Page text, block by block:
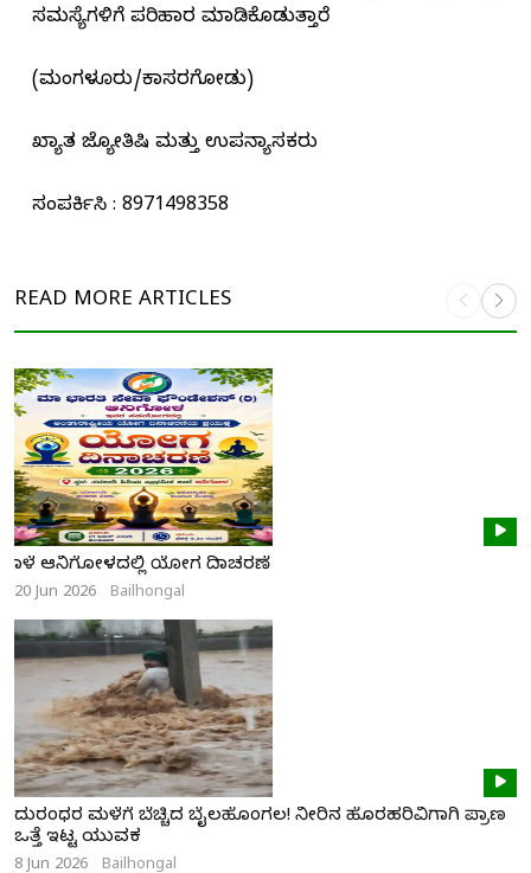
ಸಮಸ್ಯೆಗಳಿಗೆ ಪರಿಹಾರ ಮಾಡಿಕೊಡುತ್ತಾರೆ
(ಮಂಗಳೂರು/ಕಾಸರಗೋಡು)
ಖ್ಯಾತ ಜ್ಯೋತಿಷಿ ಮತ್ತು ಉಪನ್ಯಾಸಕರು
ಸಂಪರ್ಕಿಸಿ : 8971498358
READ MORE ARTICLES
ನಾಳೆ ಆನಿಗೋಳದಲ್ಲಿ ಯೋಗ ದಿನಾಚರಣೆ
20 Jun 2026 Bailhongal
ದುರಂಧರ ಮಳೆಗೆ ಬೆಚ್ಚಿದ ಬೈಲಹೊಂಗಲ! ನೀರಿನ ಹೊರಹರಿವಿಗಾಗಿ ಪ್ರಾಣ
ಒತ್ತೆ ಇಟ್ಟ ಯುವಕ
8 Jun 2026 Bailhongal